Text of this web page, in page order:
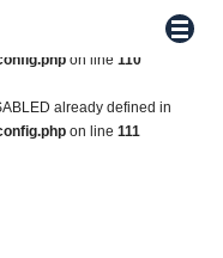
defined in
on line 110
already defined in
on line 111
メニ